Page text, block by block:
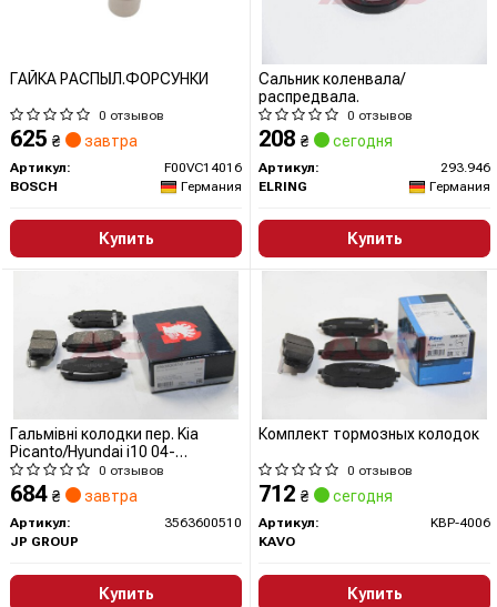
ГАЙКА РАСПЫЛ.ФОРСУНКИ
0 отзывов
625 ₴ завтра
Артикул:
F00VC14016
BOSCH
Германия
Купить
Сальник коленвала/
распредвала.
0 отзывов
208 ₴ сегодня
Артикул:
293.946
ELRING
Германия
Купить
Гальмівні колодки пер. Kia
Picanto/Hyundai i10 04-
(akebono)
0 отзывов
684 ₴ завтра
Артикул:
3563600510
JP GROUP
Купить
Комплект тормозных колодок
0 отзывов
712 ₴ сегодня
Артикул:
KBP-4006
KAVO
Купить